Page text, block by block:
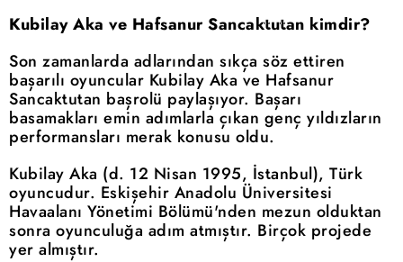
Kubilay Aka ve Hafsanur Sancaktutan kimdir?
Son zamanlarda adlarından sıkça söz ettiren
başarılı oyuncular Kubilay Aka ve Hafsanur
Sancaktutan başrolü paylaşıyor. Başarı
basamakları emin adımlarla çıkan genç yıldızların
performansları merak konusu oldu.
Kubilay Aka (d. 12 Nisan 1995, İstanbul), Türk
oyuncudur. Eskişehir Anadolu Üniversitesi
Havaalanı Yönetimi Bölümü'nden mezun olduktan
sonra oyunculuğa adım atmıştır. Birçok projede
yer almıştır.